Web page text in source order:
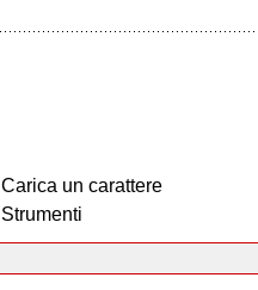
Carica un carattere
Strumenti